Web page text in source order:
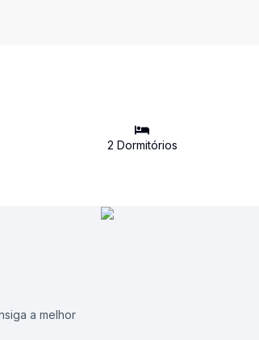
2 Dormitórios
a melhor